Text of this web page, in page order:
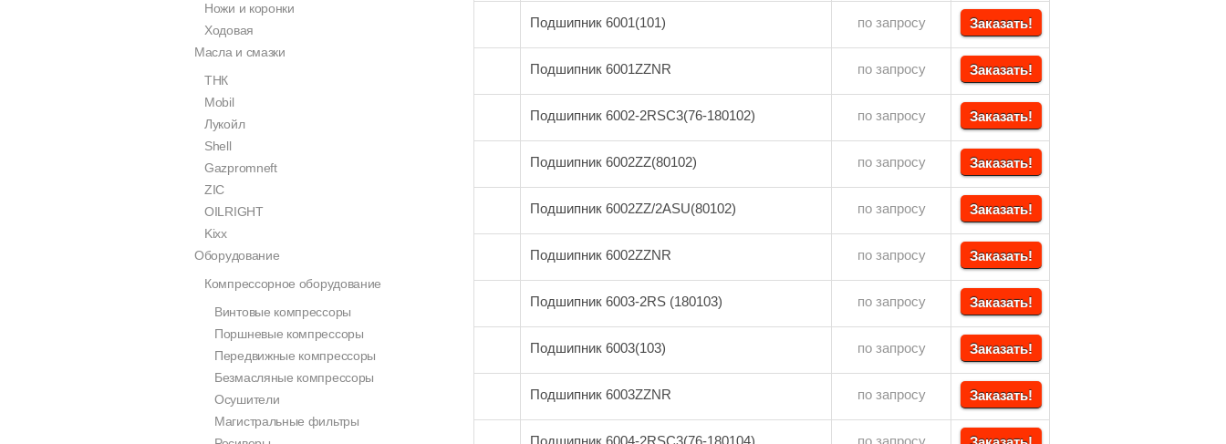
Подшипник 6001(101) по запросу Заказать!
Подшипник 6001ZZNR по запросу Заказать!
Подшипник 6002-2RSС3(76-180102) по запросу Заказать!
Подшипник 6002ZZ(80102) по запросу Заказать!
Подшипник 6002ZZ/2ASU(80102) по запросу Заказать!
Подшипник 6002ZZNR по запросу Заказать!
Подшипник 6003-2RS (180103) по запросу Заказать!
Подшипник 6003(103) по запросу Заказать!
Подшипник 6003ZZNR по запросу Заказать!
Подшипник 6004-2RSС3(76-180104) по запросу
Ножи и коронки
Ходовая
Масла и смазки
ТНК
Mobil
Лукойл
Shell
Gazpromneft
ZIC
OILRIGHT
Kixx
Оборудование
Компрессорное оборудование
Винтовые компрессоры
Поршневые компрессоры
Передвижные компрессоры
Безмасляные компрессоры
Осушители
Магистральные фильтры